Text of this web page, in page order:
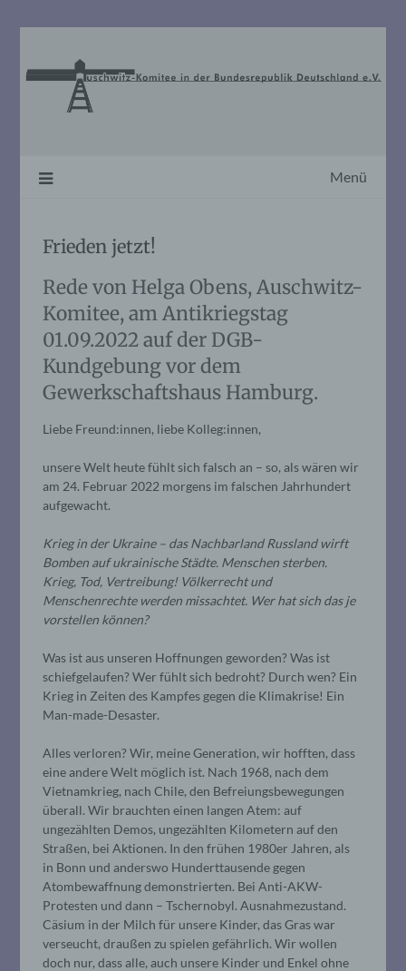
Menü
Frieden jetzt!
Rede von Helga Obens, Auschwitz-
Komitee, am Antikriegstag
01.09.2022 auf der DGB-
Kundgebung vor dem
Gewerkschaftshaus Hamburg.
Liebe Freund:innen, liebe Kolleg:innen,
unsere Welt heute fühlt sich falsch an – so, als wären wir
am 24. Februar 2022 morgens im falschen Jahrhundert
aufgewacht.
Krieg in der Ukraine – das Nachbarland Russland wirft
Bomben auf ukrainische Städte. Menschen sterben.
Krieg, Tod, Vertreibung! Völkerrecht und
Menschenrechte werden missachtet. Wer hat sich das je
vorstellen können?
Was ist aus unseren Hoffnungen geworden? Was ist
schiefgelaufen? Wer fühlt sich bedroht? Durch wen? Ein
Krieg in Zeiten des Kampfes gegen die Klimakrise! Ein
Man-made-Desaster.
Alles verloren? Wir, meine Generation, wir hofften, dass
eine andere Welt möglich ist. Nach 1968, nach dem
Vietnamkrieg, nach Chile, den Befreiungsbewegungen
überall. Wir brauchten einen langen Atem: auf
ungezählten Demos, ungezählten Kilometern auf den
Straßen, bei Aktionen. In den frühen 1980er Jahren, als
in Bonn und anderswo Hunderttausende gegen
Atombewaffnung demonstrierten. Bei Anti-AKW-
Protesten und dann – Tschernobyl. Ausnahmezustand.
Cäsium in der Milch für unsere Kinder, das Gras war
verseucht, draußen zu spielen gefährlich. Wir wollen
doch nur, dass alle, auch unsere Kinder und Enkel ohne